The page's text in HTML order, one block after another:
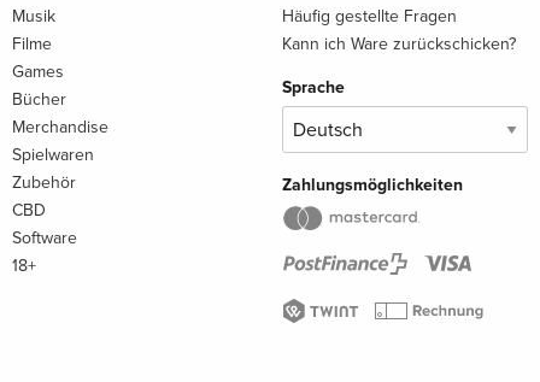
Musik
Filme
Games
Bücher
Merchandise
Spielwaren
Zubehör
CBD
Software
18+
Häufig gestellte Fragen
Kann ich Ware zurückschicken?
Sprache
Zahlungsmöglichkeiten